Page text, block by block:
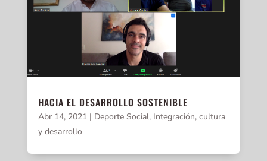
HACIA EL DESARROLLO SOSTENIBLE
Abr 14, 2021| Deporte Social, Integración, cultura
y desarrollo